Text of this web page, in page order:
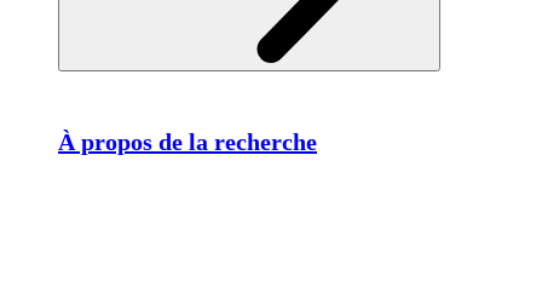
À propos de la recherche